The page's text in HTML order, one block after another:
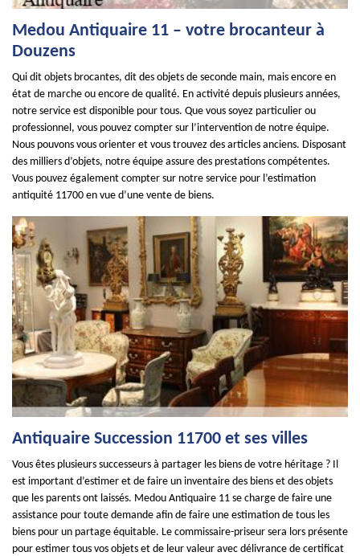
Medou Antiquaire 11 – votre brocanteur à
Douzens
Qui dit objets brocantes, dit des objets de seconde main, mais encore en
état de marche ou encore de qualité. En activité depuis plusieurs années,
notre service est disponible pour tous. Que vous soyez particulier ou
professionnel, vous pouvez compter sur l’intervention de notre équipe.
Nous pouvons vous orienter et vous trouvez des articles anciens. Disposant
des milliers d’objets, notre équipe assure des prestations compétentes.
Vous pouvez également compter sur notre service pour l’estimation
antiquité 11700 en vue d’une vente de biens.
Antiquaire Succession 11700 et ses villes
Vous êtes plusieurs successeurs à partager les biens de votre héritage ? Il
est important d’estimer et de faire un inventaire des biens et des objets
que les parents ont laissés. Medou Antiquaire 11 se charge de faire une
assistance pour toute demande afin de faire une estimation de tous les
biens pour un partage équitable. Le commissaire-priseur sera lors présente
pour estimer tous vos objets et de leur valeur avec délivrance de certificat